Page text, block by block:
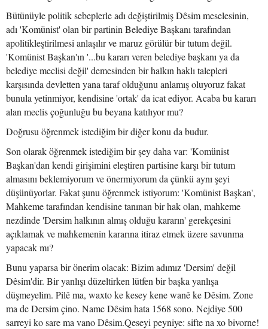
Bütünüyle politik sebeplerle adı değiştirilmiş Dêsim meselesinin,
adı 'Komünist' olan bir partinin Belediye Başkanı tarafından
apolitikleştirilmesi anlaşılır ve maruz görülür bir tutum değil.
'Komünist Başkan'ın '...bu kararı veren belediye başkanı ya da
belediye meclisi değil' demesinden bir halkın haklı talepleri
karşısında devletten yana taraf olduğunu anlamış oluyoruz fakat
bunula yetinmiyor, kendisine 'ortak' da icat ediyor. Acaba bu kararı
alan meclis çoğunluğu bu beyana katılıyor mu?
Doğrusu öğrenmek istediğim bir diğer konu da budur.
Son olarak öğrenmek istediğim bir şey daha var: 'Komünist
Başkan'dan kendi girişimini eleştiren partisine karşı bir tutum
almasını beklemiyorum ve önermiyorum da çünkü aynı şeyi
düşünüyorlar. Fakat şunu öğrenmek istiyorum: 'Komünist Başkan',
Mahkeme tarafından kendisine tanınan bir hak olan, mahkeme
nezdinde 'Dersim halkının almış olduğu kararın' gerekçesini
açıklamak ve mahkemenin kararına itiraz etmek üzere savunma
yapacak mı?
Bunu yaparsa bir önerim olacak: Bizim adımız 'Dersim' değil
Dêsim'dir. Bir yanlışı düzeltirken lütfen bir başka yanlışa
düşmeyelim. Pilê ma, waxto ke kesey kene wanê ke Dêsim. Zone
ma de Dersim çino. Name Dêsim hata 1568 sono. Nejdiye 500
sarreyi ko sare ma vano Dêsim.Qeseyi peyniye: sifte na xo bivorne!